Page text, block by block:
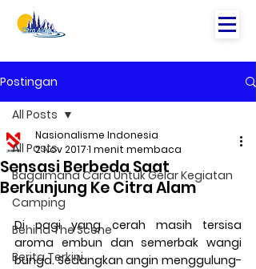
Postingan
All Posts
Bagaimana Cara Untuk Gelar Kegiatan
Camping
Behind The Scene
Berita Terkini
All Posts
Sensasi Berbeda Saat
Berkunjung Ke Citra Alam
Nasionalisme Indonesia
2 Nov 20171 menit membaca
Di pagi yang cerah masih tersisa
aroma embun dan semerbak wangi
bunga. Sedangkan angin menggulung-